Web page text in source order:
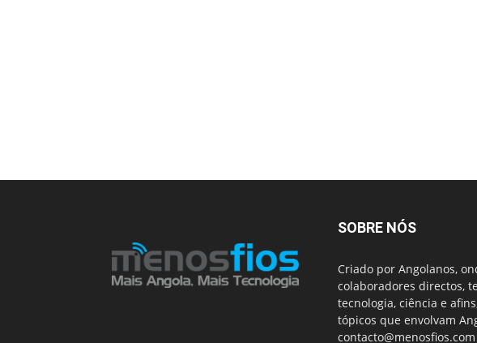
SOBRE NÓS
Criado por Angolanos,
colaboradores directos,
tecnologia, ciência e
tópicos que envolvam
contacto@menosfios.com